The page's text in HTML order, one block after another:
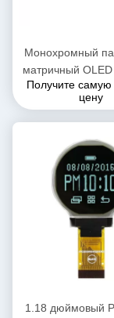
Монохромный
матричный OLED
1,3 дюйма
TFT LCD 128
Получите
цену
1.18 дюймовый